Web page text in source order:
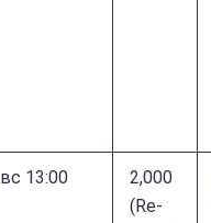
вс 13:00
2,000
(Re-